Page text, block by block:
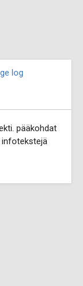
log
pääkohdat
infotekstejä